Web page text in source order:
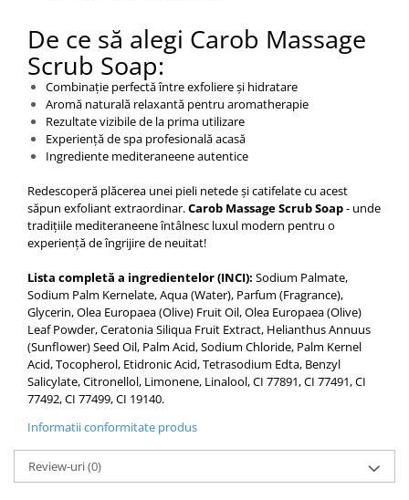
De ce să alegi Carob Massage
Scrub Soap:
Combinație perfectă între exfoliere și hidratare
Aromă naturală relaxantă pentru aromatherapie
Rezultate vizibile de la prima utilizare
Experiență de spa profesională acasă
Ingrediente mediteraneene autentice
Redescoperă plăcerea unei pieli netede și catifelate cu acest
săpun exfoliant extraordinar.Carob Massage Scrub Soap- unde
tradițiile mediteraneene întâlnesc luxul modern pentru o
experiență de îngrijire de neuitat!
Lista completă a ingredientelor (INCI): Sodium Palmate,
Sodium Palm Kernelate, Aqua (Water), Parfum (Fragrance),
Glycerin, Olea Europaea (Olive) Fruit Oil, Olea Europaea (Olive)
Leaf Powder, Ceratonia Siliqua Fruit Extract, Helianthus Annuus
(Sunflower) Seed Oil, Palm Acid, Sodium Chloride, Palm Kernel
Acid, Tocopherol, Etidronic Acid, Tetrasodium Edta, Benzyl
Salicylate, Citronellol, Limonene, Linalool, CI 77891, CI 77491, CI
77492, CI 77499, CI 19140.
Informatii conformitate produs
Review-uri(0)